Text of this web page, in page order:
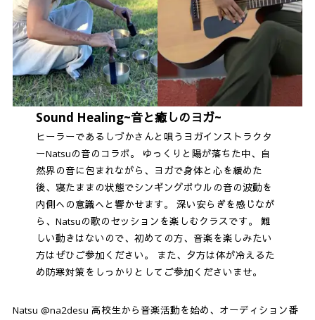
Sound Healing~音と癒しのヨガ~
ヒーラーであるしづかさんと唄うヨガインストラクタ
ーNatsuの音のコラボ。 ゆっくりと陽が落ちた中、自
然界の音に包まれながら、ヨガで身体と心を緩めた
後、寝たままの状態でシンギングボウルの音の波動を
内側への意識へと響かせます。 深い安らぎを感じなが
ら、Natsuの歌のセッションを楽しむクラスです。 難
しい動きはないので、初めての方、音楽を楽しみたい
方はぜひご参加ください。 また、夕方は体が冷えるた
め防寒対策をしっかりとしてご参加くださいませ。
Natsu @na2desu 高校生から音楽活動を始め、オーディション番